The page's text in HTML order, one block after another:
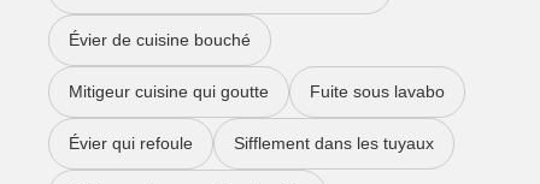
Évier de cuisine bouché
Mitigeur cuisine qui goutte Fuite sous lavabo
Évier qui refoule Sifflement dans les tuyaux